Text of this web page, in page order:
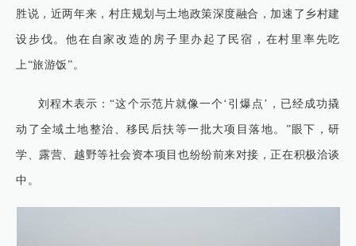
胜说，近两年来，村庄规划与土地政策深度融合，加速了乡村建
设步伐。他在自家改造的房子里办起了民宿，在村里率先吃
上“旅游饭”。
刘程木表示：“这个示范片就像一个‘引爆点’，已经成功撬
动了全域土地整治、移民后扶等一批大项目落地。”眼下，研
学、露营、越野等社会资本项目也纷纷前来对接，正在积极洽谈
中。